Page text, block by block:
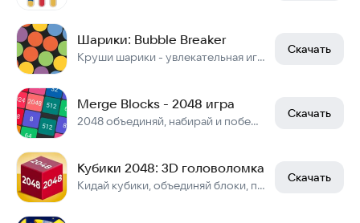
Шарики: Bubble Breaker
Круши шарики - увлекательная игра
Скачать
Merge Blocks - 2048 игра
2048 объединяй, набирай и побеждай
Скачать
Кубики 2048: 3D головоломка
Кидай кубики, объединяй блоки, получи 2048! Ныряй в головоломки с цифрами!
Скачать